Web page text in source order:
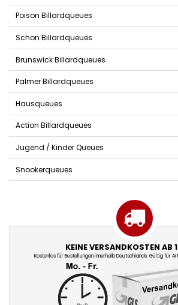
Poison Billardqueues
Schon Billardqueues
Brunswick Billardqueues
Palmer Billardqueues
Hausqueues
Action Billardqueues
Jugend / Kinder Queues
Snookerqueues
KEINE VERSANDKOSTEN
Kostenlos für Bestellungen innerhalb Deutschlands. Gültig für